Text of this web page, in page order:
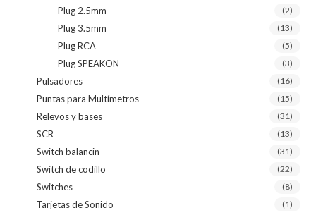
Plug 2.5mm (2)
Plug 3.5mm (13)
Plug RCA (5)
Plug SPEAKON (3)
Pulsadores (16)
Puntas para Multímetros (15)
Relevos y bases (31)
SCR (13)
Switch balancin (31)
Switch de codillo (22)
Switches (8)
Tarjetas de Sonido (1)